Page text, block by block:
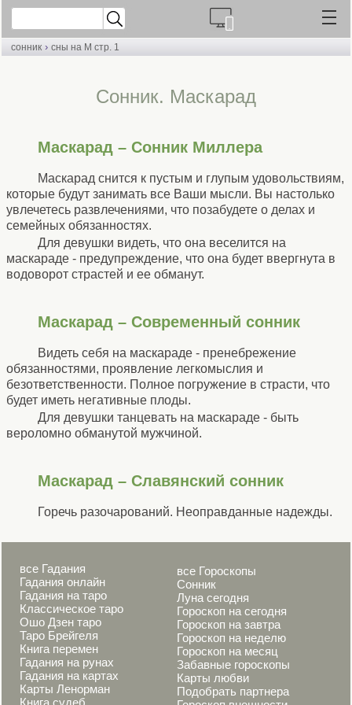
сонник › сны на М стр. 1
Cонник. Маскарад
Маскарад – Сонник Миллера
Маскарад снится к пустым и глупым удовольствиям,
которые будут занимать все Ваши мысли. Вы настолько
увлечетесь развлечениями, что позабудете о делах и
семейных обязанностях.
Для девушки видеть, что она веселится на
маскараде - предупреждение, что она будет ввергнута в
водоворот страстей и ее обманут.
Маскарад – Современный сонник
Видеть себя на маскараде - пренебрежение
обязанностями, проявление легкомыслия и
безответственности. Полное погружение в страсти, что
будет иметь негативные плоды.
Для девушки танцевать на маскараде - быть
вероломно обманутой мужчиной.
Маскарад – Славянский сонник
Горечь разочарований. Неоправданные надежды.
все Гадания
Гадания онлайн
Гадания на таро
Классическое таро
Ошо Дзен таро
Таро Брейгеля
Книга перемен
Гадания на рунах
Гадания на картах
Карты Ленорман
Книга судеб
все Гороскопы
Сонник
Луна сегодня
Гороскоп на сегодня
Гороскоп на завтра
Гороскоп на неделю
Гороскоп на месяц
Забавные гороскопы
Карты любви
Подобрать партнера